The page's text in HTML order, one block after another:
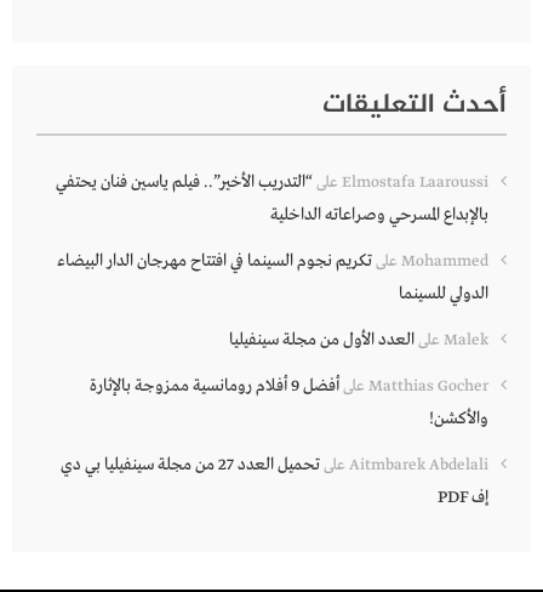
أحدث التعليقات
Elmostafa Laaroussi على“التدريب الأخير”.. فيلم ياسين فنان يحتفي
بالإبداع المسرحي وصراعاته الداخلية
Mohammed علىتكريم نجوم السينما في افتتاح مهرجان الدار البيضاء
الدولي للسينما
Malek علىالعدد الأول من مجلة سينفيليا
Matthias Gocher على
أفضل 9 أفلام رومانسية ممزوجة بالإثارة
والأكشن!
Aitmbarek Abdelali على
تحميل العدد 27 من مجلة سينفيليا بي دي
إف PDF